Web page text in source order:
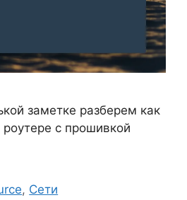
заметке разберем как
с прошивкой
, Сети